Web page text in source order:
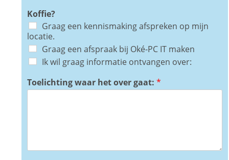
Koffie?
Graag een kennismaking afspreken op mijn
locatie.
Graag een afspraak bij Oké-PC IT maken
Ik wil graag informatie ontvangen over:
Toelichting waar het over gaat:*